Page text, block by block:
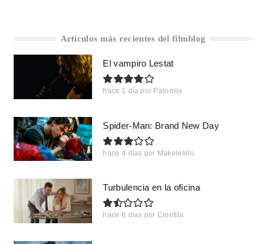
Artículos más recientes del filmblog
El vampiro Lestat
hace 1 día por Palomiix
Spider-Man: Brand New Day
hace 4 días por Makelelillo
Turbulencia en la oficina
hace 6 días por Cinefila